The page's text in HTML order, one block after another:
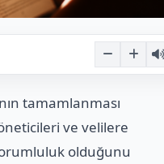
tamamlanması
ve velilere
olduğunu